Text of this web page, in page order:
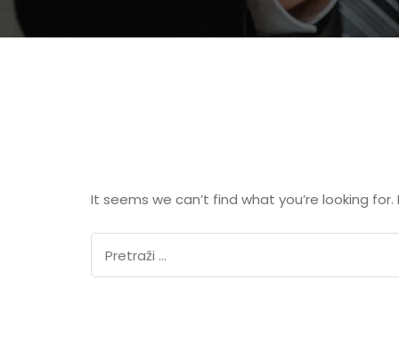
It seems we can’t find what you’re looking